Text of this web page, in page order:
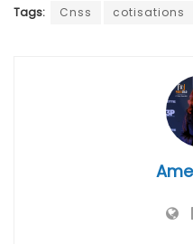
Tags: Cnss cotisations